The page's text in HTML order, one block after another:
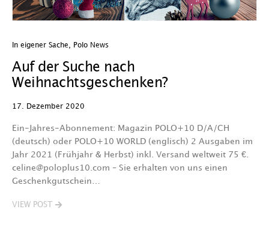
In eigener Sache Polo News
Auf der Suche nach
Weihnachtsgeschenken?
17. Dezember 2020
Ein-Jahres-Abonnement: Magazin POLO+10 D/A/CH
(deutsch) oder POLO+10 WORLD (englisch) 2 Ausgaben im
Jahr 2021 (Frühjahr & Herbst) inkl. Versand weltweit 75 €.
celine@poloplus10.com – Sie erhalten von uns einen
Geschenkgutschein…
VIEW POST